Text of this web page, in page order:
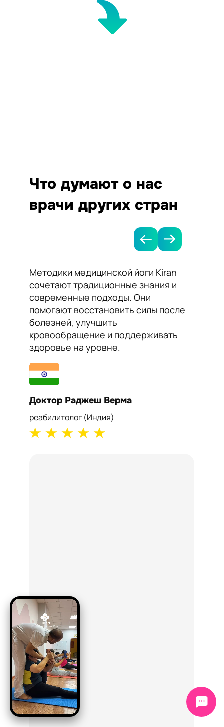
Что думают о нас
врачи других стран
Методики медицинской йоги Kiran
сочетают традиционные знания и
современные подходы. Они
помогают восстановить силы после
болезней, улучшить
кровообращение и поддерживать
здоровье на уровне.
Доктор Раджеш Верма
реабилитолог (Индия)